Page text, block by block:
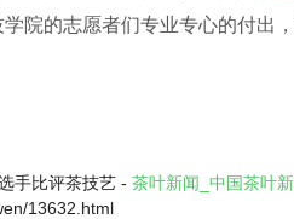
院的志愿者们专业专心的付出
手比评茶技艺 - 茶叶新闻_中国茶叶
13632.html